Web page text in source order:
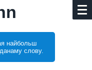
найбольш
слову.